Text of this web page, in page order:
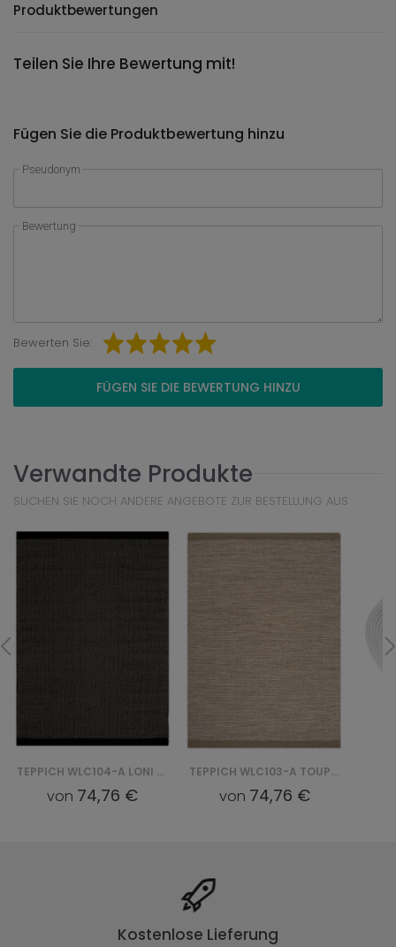
Produktbewertungen
Teilen Sie Ihre Bewertung mit!
Fügen Sie die Produktbewertung hinzu
Pseudonym
Bewertung
Bewerten Sie:
FÜGEN SIE DIE BEWERTUNG HINZU
Verwandte Produkte
SUCHEN SIE NOCH ANDERE ANGEBOTE ZUR BESTELLUNG AUS
TEPPICH WLC104-A LONI - CZARNY
von 74,76 €
TEPPICH WLC103-A TOUPE LONI
von 74,76 €
Kostenlose Lieferung